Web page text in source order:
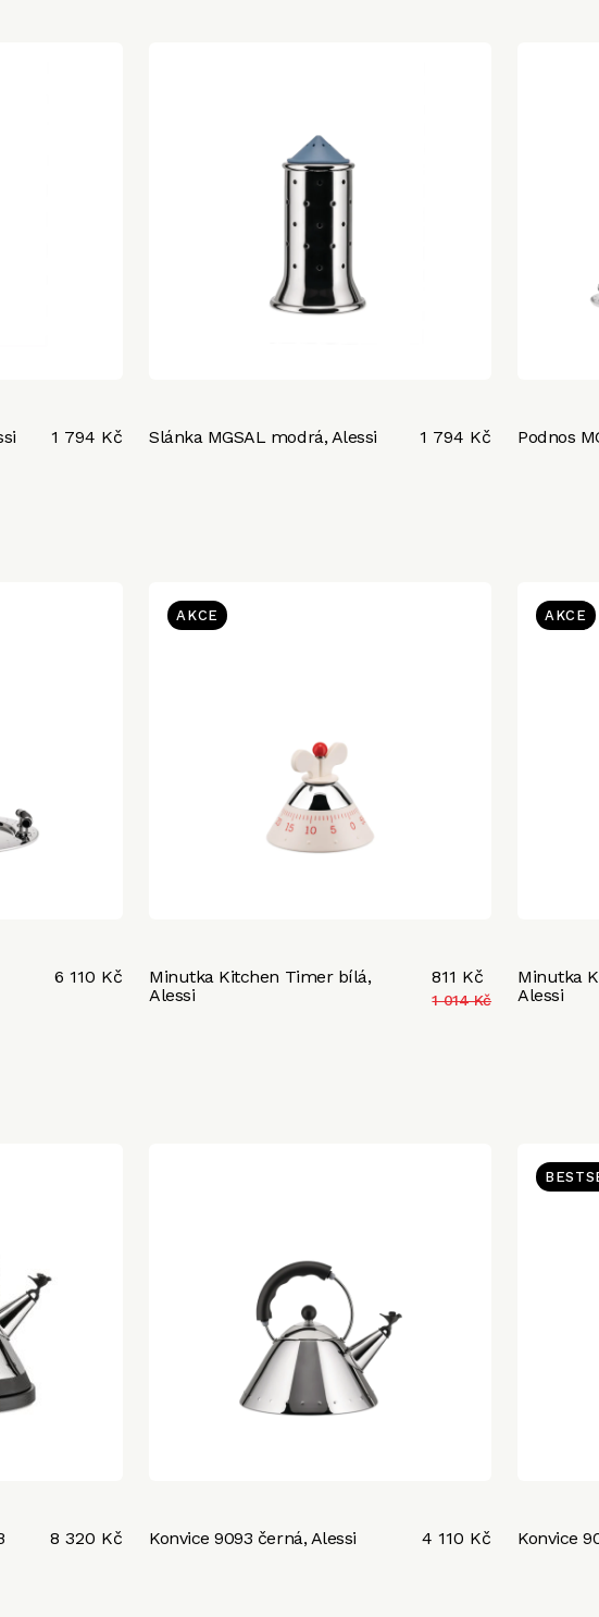
1 794 Kč Slánka MGSAL modrá, Alessi 1 794 Kč Podnos
6 110 Kč
AKCE
Minutka Kitchen Timer bílá,
Alessi
811 Kč
1 014 Kč
AKCE
Minutka
Alessi
8 320 Kč Konvice 9093 černá, Alessi 4 110 Kč Konvice